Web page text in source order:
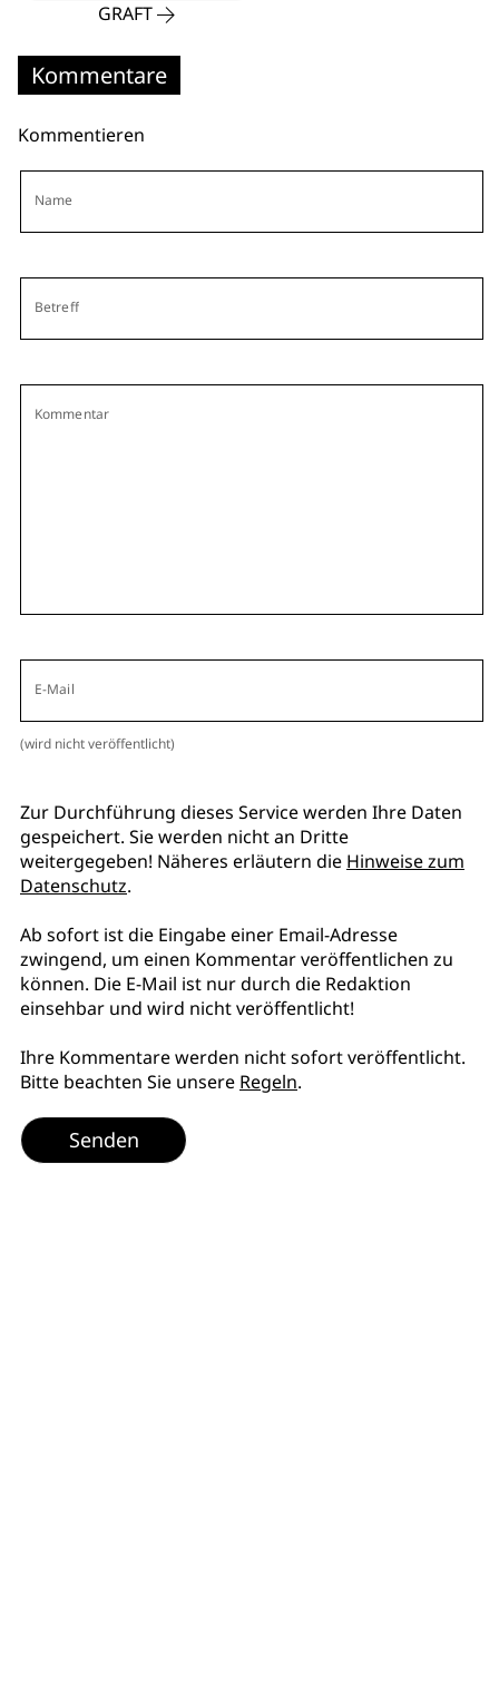
GRAFT
Kommentare
Kommentieren
Name
Betreff
Kommentar
E-Mail
(wird nicht veröffentlicht)
Zur Durchführung dieses Service werden Ihre Daten
gespeichert. Sie werden nicht an Dritte
weitergegeben! Näheres erläutern die Hinweise zum
Datenschutz.
Ab sofort ist die Eingabe einer Email-Adresse
zwingend, um einen Kommentar veröffentlichen zu
können. Die E-Mail ist nur durch die Redaktion
einsehbar und wird nicht veröffentlicht!
Ihre Kommentare werden nicht sofort veröffentlicht.
Bitte beachten Sie unsere Regeln.
Senden